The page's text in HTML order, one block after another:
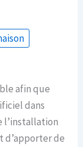
afin que
dans
l’installation
d’apporter de